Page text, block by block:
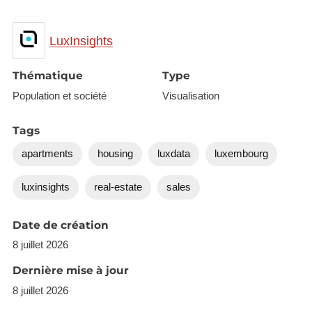
LuxInsights
Thématique
Population et société
Type
Visualisation
Tags
apartments housing luxdata luxembourg
luxinsights real-estate sales
Date de création
8 juillet 2026
Dernière mise à jour
8 juillet 2026